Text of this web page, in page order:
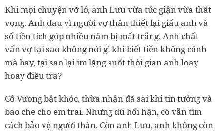
Khi mọi chuyện vỡ lở, anh Lưu vừa tức giận vừa thất
vọng. Anh đau vì người vợ thân thiết lại giấu anh và
số tiền tích góp nhiều năm bị mất trắng. Anh chất
vấn vợ tại sao không nói gì khi biết tiền không cánh
mà bay, tại sao lại im lặng suốt thời gian anh loay
hoay điều tra?
Cô Vương bật khóc, thừa nhận đã sai khi tin tưởng và
bao che cho em trai. Nhưng dù hối hận, cô vẫn tìm
cách bảo vệ người thân. Còn anh Lưu, anh không còn